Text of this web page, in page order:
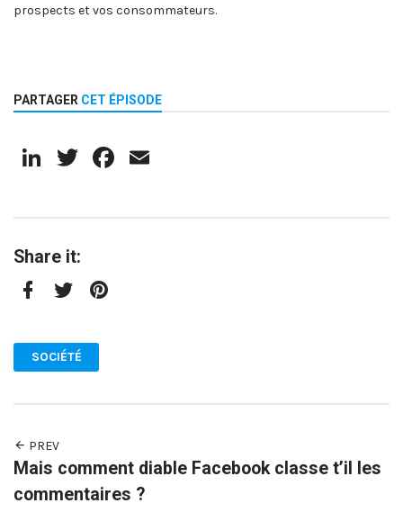
prospects et vos consommateurs.
PARTAGER CET ÉPISODE
LinkedIn
TwitterFacebook
Share it:
SOCIÉTÉ
PREV
Mais comment diable Facebook classe t’il les
commentaires ?